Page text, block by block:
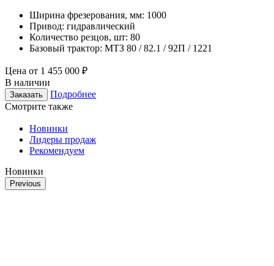
Ширина фрезерования, мм: 1000
Привод: гидравлический
Количество резцов, шт: 80
Базовый трактор: МТЗ 80 / 82.1 / 92П / 1221
Цена от 1 455 000 ₽
В наличии
Заказать
Подробнее
Смотрите также
Новинки
Лидеры продаж
Рекомендуем
Новинки
Previous